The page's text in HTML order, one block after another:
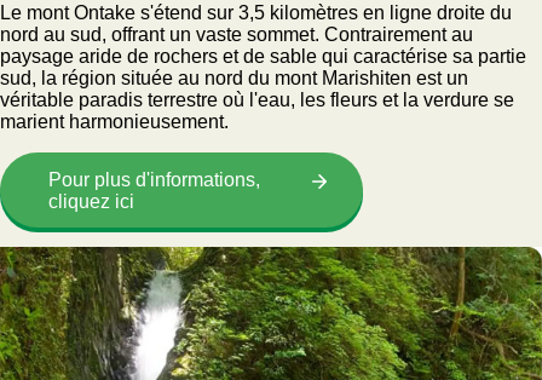
Le mont Ontake s'étend sur 3,5 kilomètres en ligne droite du
nord au sud, offrant un vaste sommet. Contrairement au
paysage aride de rochers et de sable qui caractérise sa partie
sud, la région située au nord du mont Marishiten est un
véritable paradis terrestre où l'eau, les fleurs et la verdure se
marient harmonieusement.
Pour plus d'informations,
cliquez ici